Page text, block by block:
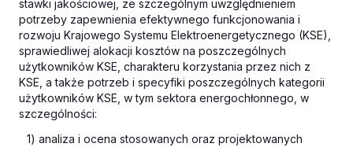
stawki jakościowej, ze szczególnym uwzględnieniem
potrzeby zapewnienia efektywnego funkcjonowania i
rozwoju Krajowego Systemu Elektroenergetycznego (KSE),
sprawiedliwej alokacji kosztów na poszczególnych
użytkowników KSE, charakteru korzystania przez nich z
KSE, a także potrzeb i specyfiki poszczególnych kategorii
użytkowników KSE, w tym sektora energochłonnego, w
szczególności:
1) analiza i ocena stosowanych oraz projektowanych